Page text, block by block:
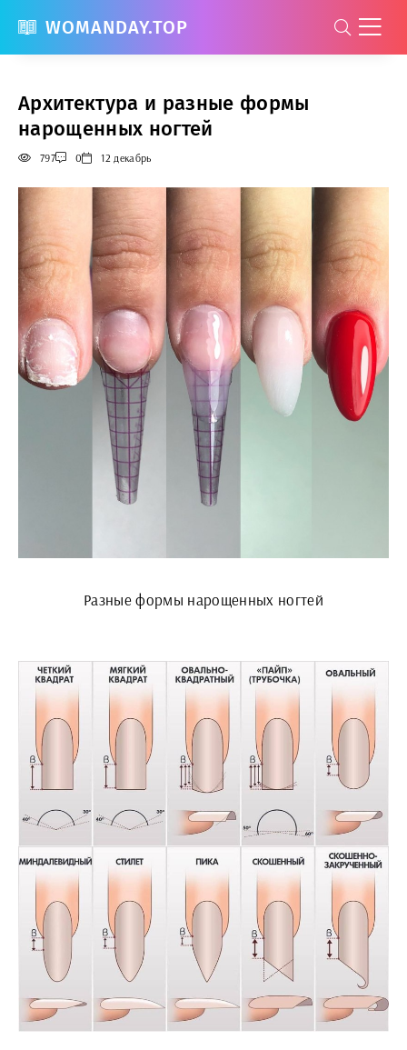
WOMANDAY.TOP
Архитектура и разные формы
нарощенных ногтей
797 0 12 декабрь
Разные формы нарощенных ногтей